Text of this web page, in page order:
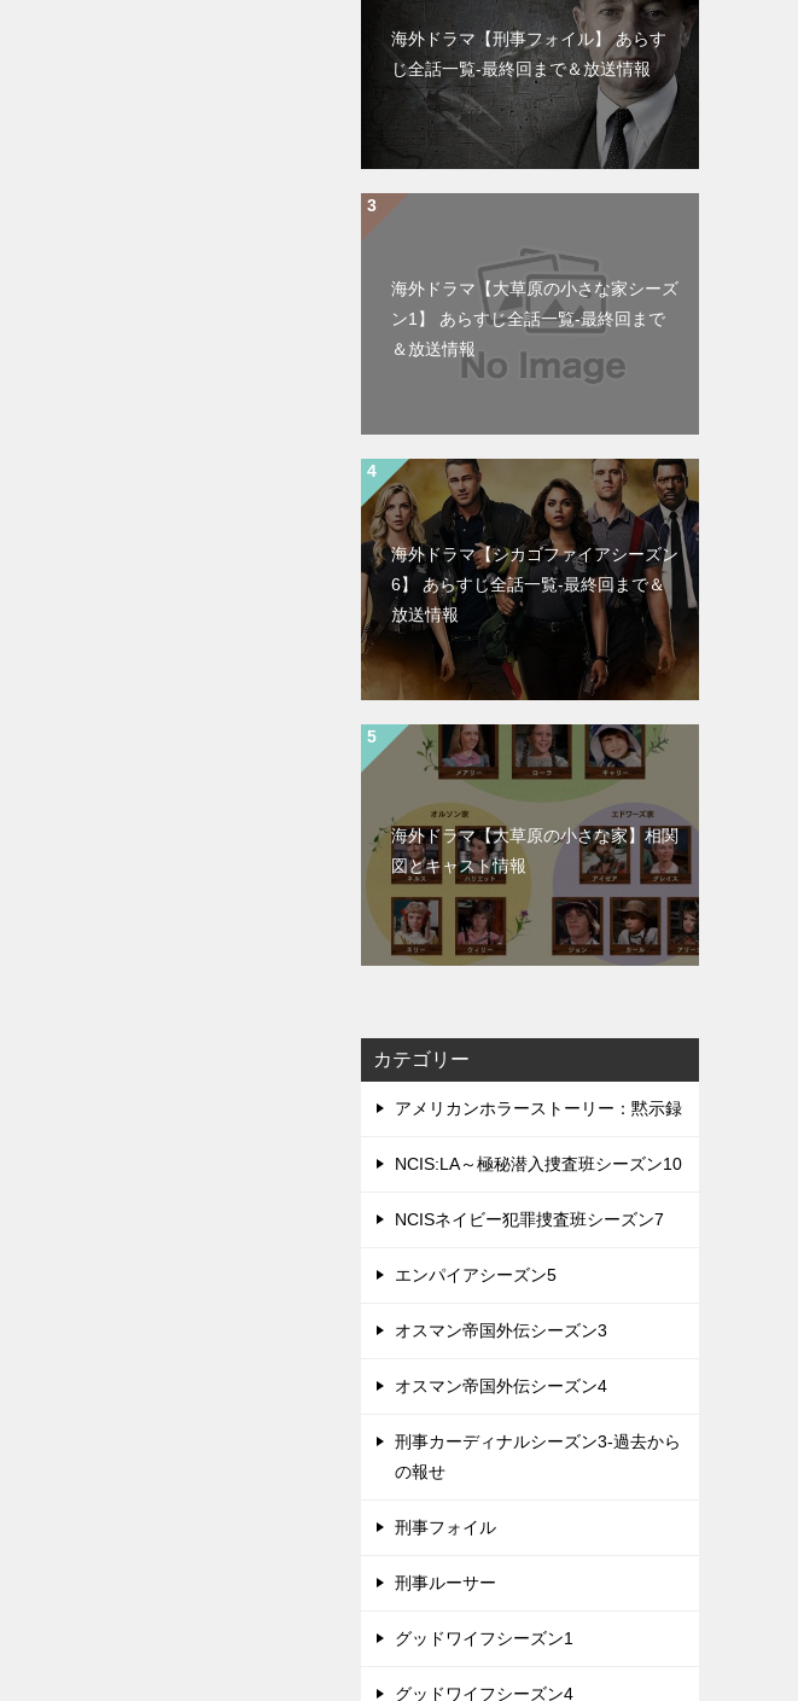
海外ドラマ【刑事フォイル】 あらす
じ全話一覧-最終回まで＆放送情報
海外ドラマ【大草原の小さな家シーズ
ン1】 あらすじ全話一覧-最終回まで
＆放送情報
海外ドラマ【シカゴファイアシーズン
6】 あらすじ全話一覧-最終回まで＆
放送情報
海外ドラマ【大草原の小さな家】相関
図とキャスト情報
カテゴリー
アメリカンホラーストーリー：黙示録
NCIS:LA～極秘潜入捜査班シーズン10
NCISネイビー犯罪捜査班シーズン7
エンパイアシーズン5
オスマン帝国外伝シーズン3
オスマン帝国外伝シーズン4
刑事カーディナルシーズン3-過去から
の報せ
刑事フォイル
刑事ルーサー
グッドワイフシーズン1
グッドワイフシーズン4